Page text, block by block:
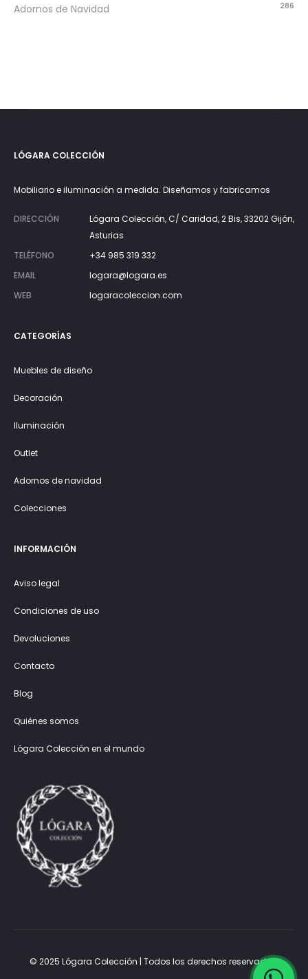
Adornos de Navidad 286
LÓGARA COLECCIÓN
Mobiliario e iluminación a medida. Diseñamos y fabricamos
DIRECCIÓN
Lógara Colección, C/ Caridad, 2 Bis, 33202 Gijón,
Asturias
TELÉFONO
+34 985 319 332
EMAIL
logara@logara.es
WEB
logaracoleccion.com
CATEGORÍAS
Muebles de diseño
Decoración
Iluminación
Outlet
Adornos de navidad
Colecciones
INFORMACIÓN
Aviso legal
Condiciones de uso
Devoluciones
Contacto
Blog
Quiénes somos
Lógara Colección en el mundo
© 2025 Lógara Colección | Todos los derechos reservados.